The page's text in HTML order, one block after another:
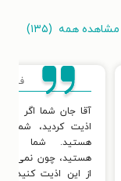
مشاهده همه (۱۳۵)
فاطرا
آقا جان شما اگر به
اذیت کردید، شما
هستید. شما هم
هستید، چون
از این اذیت کنید.